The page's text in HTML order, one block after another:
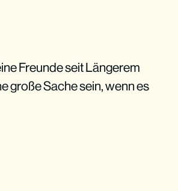
Freunde seit Längerem
große Sache sein, wenn es